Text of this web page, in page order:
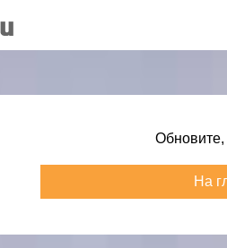
Обновите,
На